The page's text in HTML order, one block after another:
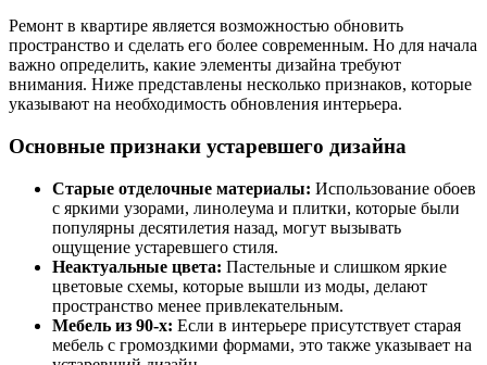
Ремонт в квартире является возможностью обновить
пространство и сделать его более современным. Но для начала
важно определить, какие элементы дизайна требуют
внимания. Ниже представлены несколько признаков, которые
указывают на необходимость обновления интерьера.
Основные признаки устаревшего дизайна
Старые отделочные материалы: Использование обоев
с яркими узорами, линолеума и плитки, которые были
популярны десятилетия назад, могут вызывать
ощущение устаревшего стиля.
Неактуальные цвета: Пастельные и слишком яркие
цветовые схемы, которые вышли из моды, делают
пространство менее привлекательным.
Мебель из 90-х: Если в интерьере присутствует старая
мебель с громоздкими формами, это также указывает на